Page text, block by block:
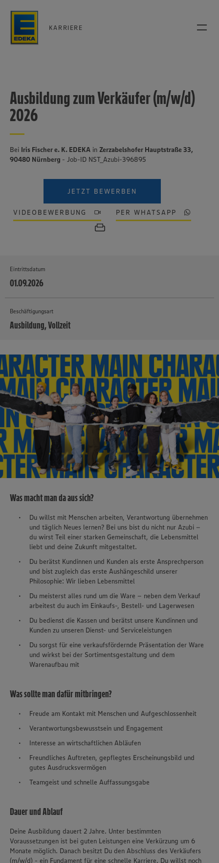
KARRIERE
Ausbildung zum Verkäufer (m/w/d)
2026
Bei Iris Fischer e. K. EDEKA in Zerzabelshofer Hauptstraße 33,
90480 Nürnberg - Job-ID NST_Azubi-396895
JETZT BEWERBEN
VIDEOBEWERBUNG PER WHATSAPP
Eintrittsdatum
01.09.2026
Beschäftigungsart
Ausbildung, Vollzeit
Was macht man da aus sich?
Du willst mit Menschen arbeiten, Verantwortung übernehmen
und täglich Neues lernen? Bei uns bist du nicht nur Azubi –
du wirst Teil einer starken Gemeinschaft, die Lebensmittel
liebt und deine Zukunft mitgestaltet.
Du berätst Kundinnen und Kunden als erste Ansprechperson
und bist zugleich das erste Aushängeschild unserer
Philosophie: Wir lieben Lebensmittel
Du meisterst alles rund um die Ware – neben dem Verkauf
arbeitest du auch im Einkaufs-, Bestell- und Lagerwesen
Du bedienst die Kassen und berätst unsere Kundinnen und
Kunden zu unseren Dienst- und Serviceleistungen
Du sorgst für eine verkaufsfördernde Präsentation der Ware
und wirkst bei der Sortimentsgestaltung und dem
Warenaufbau mit
Was sollte man dafür mitbringen?
Freude am Kontakt mit Menschen und Aufgeschlossenheit
Verantwortungsbewusstsein und Engagement
Interesse an wirtschaftlichen Abläufen
Freundliches Auftreten, gepflegtes Erscheinungsbild und
gutes Ausdrucksvermögen
Teamgeist und schnelle Auffassungsgabe
Dauer und Ablauf
Deine Ausbildung dauert 2 Jahre. Unter bestimmten
Voraussetzungen ist bei guten Leistungen eine Verkürzung um 6
Monate möglich. Danach besitzt Du den Abschluss des Verkäufers
(m/w/d) - ein Fundament für eine schnelle Karriere. Du willst noch